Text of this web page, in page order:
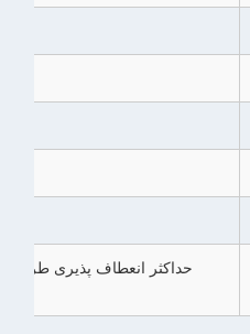
حداکثر انعطاف پذیری طراحی،